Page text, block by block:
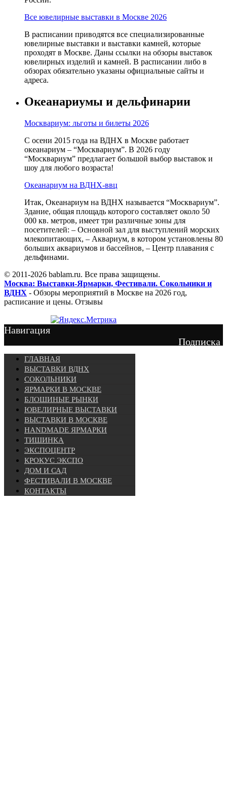
Все ювелирные выставки в Москве 2026
В расписании приводятся все специализированные
ювелирные выставки и выставки камней, которые
проходят в Москве. Даны ссылки на обзоры выставок
ювелирных изделий и камней. В расписании либо в
обзорах обязательно указаны официальные сайты и
адреса.
Океанариумы и дельфинарии
Москвариум: льготы и билеты 2026
С осени 2015 года на ВДНХ в Москве работает
океанариум – “Москвариум”. В 2026 году
“Москвариум” предлагает большой выбор выставок и
шоу для любого возраста!
Океанариум на ВДНХ-ввц
Итак, Океанариум на ВДНХ называется “Москвариум”.
Здание, общая площадь которого составляет около 50
000 кв. метров, имеет три различные зоны для
посетителей: – Основной зал для выступлений морских
млекопитающих, – Аквариум, в котором установлены 80
больших аквариумов и бассейнов, – Центр плавания с
дельфинами.
© 2011-2026 bablam.ru. Все права защищены.
Москва: Выставки-Ярмарки, Фестивали. Сокольники и
ВДНХ - Обзоры мероприятий в Москве на 2026 год,
расписание и цены. Отзывы
Навигация
Подписка
ГЛАВНАЯ
ВЫСТАВКИ ВДНХ
СОКОЛЬНИКИ
ЯРМАРКИ В МОСКВЕ
БЛОШИНЫЕ РЫНКИ
ЮВЕЛИРНЫЕ ВЫСТАВКИ
ВЫСТАВКИ В МОСКВЕ
HANDMADE ЯРМАРКИ
ТИШИНКА
ЭКСПОЦЕНТР
КРОКУС ЭКСПО
ДОМ И САД
ФЕСТИВАЛИ В МОСКВЕ
КОНТАКТЫ